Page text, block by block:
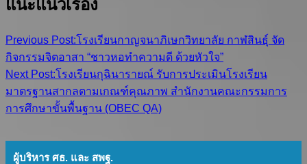
แนะแนวเรื่อง
Previous Post:โรงเรียนกาญจนาภิเษกวิทยาลัย กาฬสินธุ์ จัด
กิจกรรมจิตอาสา “ชาวหอทำความดี ด้วยหัวใจ”
Next Post:โรงเรียนกุฉินารายณ์ รับการประเมินโรงเรียน
มาตรฐานสากลตามเกณฑ์คุณภาพ สำนักงานคณะกรรมการ
การศึกษาขั้นพื้นฐาน (OBEC QA)
ผู้บริหาร ศธ. และ สพฐ.